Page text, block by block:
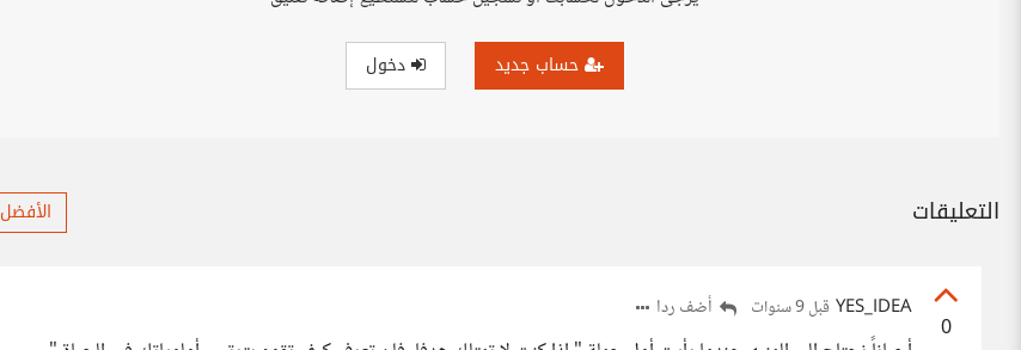
حساب جديد دخول
التعليقات الأفضل
0
YES_IDEA قبل 9 سنوات أضف ردا